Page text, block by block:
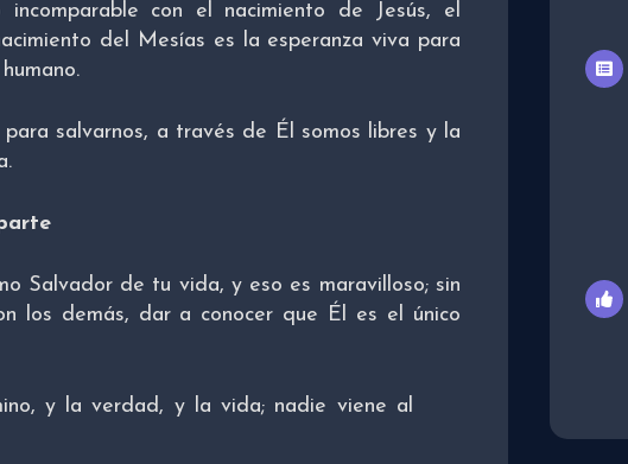
con el nacimiento de Jesús, el
del Mesías es la esperanza viva para
salvarnos, a través de Él somos libres y la
Salvador de tu vida, y eso es maravilloso; sin
los demás, dar a conocer que Él es el único
y la verdad, y la vida; nadie viene al